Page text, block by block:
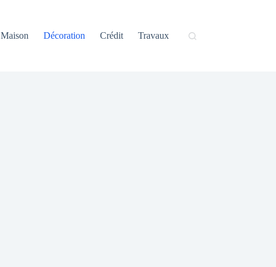
Maison Décoration Crédit Travaux